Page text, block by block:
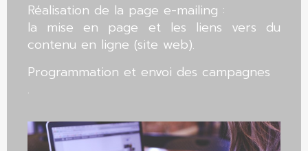
Réalisation de la page e-mailing :
la mise en page et les liens vers du
contenu en ligne (site web).
Programmation et envoi des campagnes
.